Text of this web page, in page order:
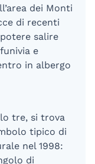
dei Monti
di recenti
salire
e
in albergo
tre, si trova
tipico di
nel 1998:
di